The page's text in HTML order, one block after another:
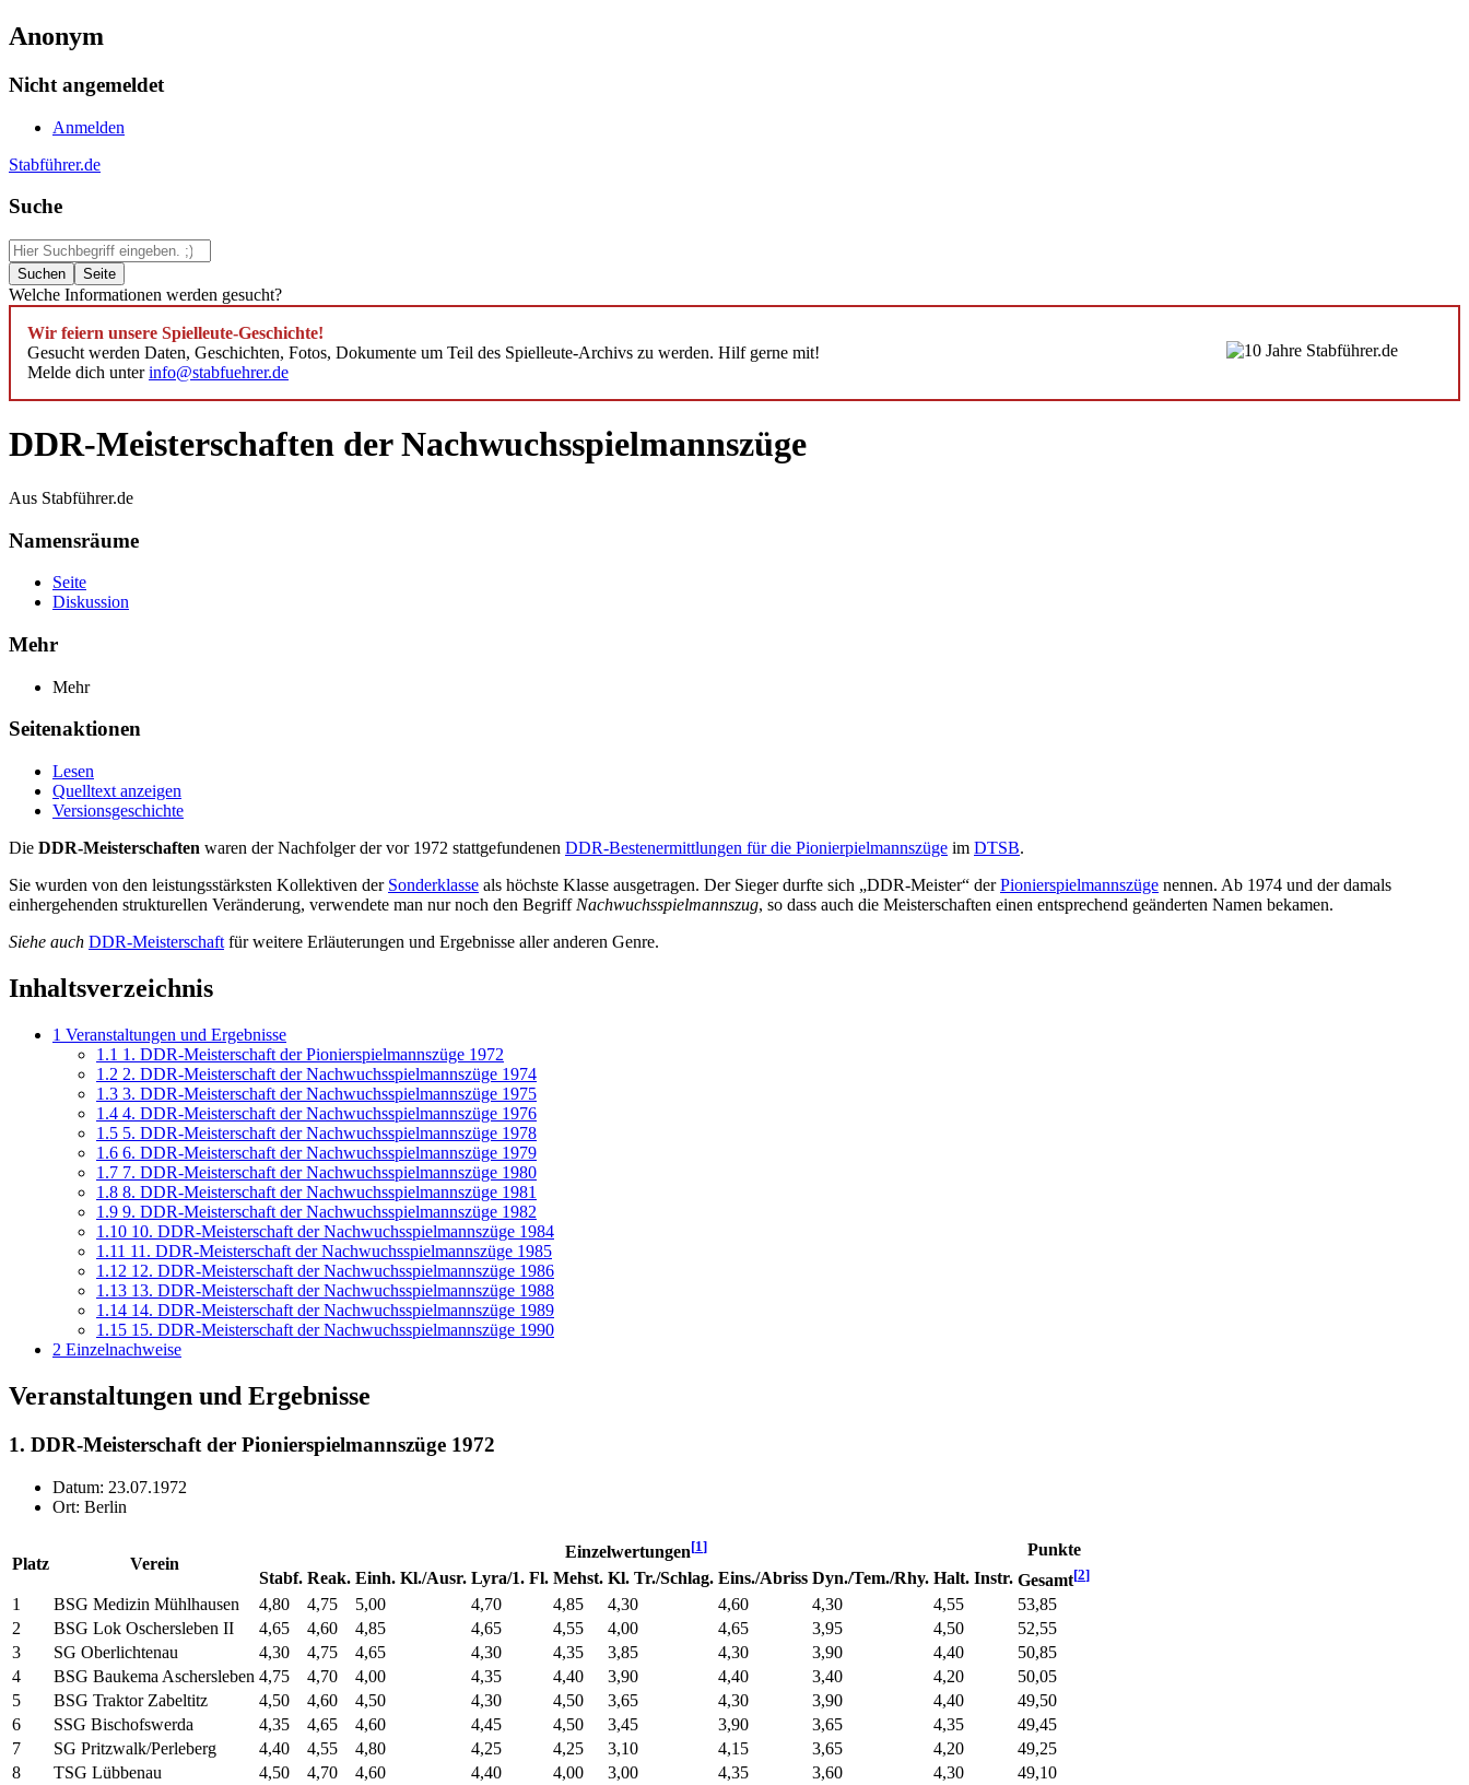
Anonym
Nicht angemeldet
Anmelden
Stabführer.de
Suche
Welche Informationen werden gesucht?
Wir feiern unsere Spielleute-Geschichte!
Gesucht werden Daten, Geschichten, Fotos, Dokumente um Teil des Spielleute-Archivs zu werden. Hilf gerne mit!
Melde dich unterinfo@stabfuehrer.de
DDR-Meisterschaften der Nachwuchsspielmannszüge
Aus Stabführer.de
Namensräume
Seite
Diskussion
Mehr
Mehr
Seitenaktionen
Lesen
Quelltext anzeigen
Versionsgeschichte
Die DDR-Meisterschaften waren der Nachfolger der vor 1972 stattgefundenen DDR-Bestenermittlungen für die Pionierpielmannszüge im DTSB.
Sie wurden von den leistungsstärksten Kollektiven der Sonderklasse als höchste Klasse ausgetragen. Der Sieger durfte sich „DDR-Meister“ derPionierspielmannszüge nennen. Ab 1974 und der damals
einhergehenden strukturellen Veränderung, verwendete man nur noch den Begriff Nachwuchsspielmannszug, so dass auch die Meisterschaften einen entsprechend geänderten Namen bekamen.
Siehe auch DDR-Meisterschaft für weitere Erläuterungen und Ergebnisse aller anderen Genre.
Inhaltsverzeichnis
1 Veranstaltungen und Ergebnisse
1.1 1. DDR-Meisterschaft der Pionierspielmannszüge 1972
1.2 2. DDR-Meisterschaft der Nachwuchsspielmannszüge 1974
1.3 3. DDR-Meisterschaft der Nachwuchsspielmannszüge 1975
1.4 4. DDR-Meisterschaft der Nachwuchsspielmannszüge 1976
1.5 5. DDR-Meisterschaft der Nachwuchsspielmannszüge 1978
1.6 6. DDR-Meisterschaft der Nachwuchsspielmannszüge 1979
1.7 7. DDR-Meisterschaft der Nachwuchsspielmannszüge 1980
1.8 8. DDR-Meisterschaft der Nachwuchsspielmannszüge 1981
1.9 9. DDR-Meisterschaft der Nachwuchsspielmannszüge 1982
1.10 10. DDR-Meisterschaft der Nachwuchsspielmannszüge 1984
1.11 11. DDR-Meisterschaft der Nachwuchsspielmannszüge 1985
1.12 12. DDR-Meisterschaft der Nachwuchsspielmannszüge 1986
1.13 13. DDR-Meisterschaft der Nachwuchsspielmannszüge 1988
1.14 14. DDR-Meisterschaft der Nachwuchsspielmannszüge 1989
1.15 15. DDR-Meisterschaft der Nachwuchsspielmannszüge 1990
2 Einzelnachweise
Veranstaltungen und Ergebnisse
1. DDR-Meisterschaft der Pionierspielmannszüge 1972
Datum: 23.07.1972
Ort: Berlin
Platz Verein
Einzelwertungen[1]
Punkte
Stabf. Reak. Einh. Kl./Ausr. Lyra/1. Fl. Mehst. Kl. Tr./Schlag. Eins./Abriss Dyn./Tem./Rhy. Halt. Instr. Gesamt[2]
1 BSG Medizin Mühlhausen 4,80 4,75 5,00 4,70 4,85 4,30 4,60 4,30 4,55
53,85
2
BSG Lok Oschersleben II 4,65 4,60 4,85 4,65 4,55 4,00 4,65 3,95 4,50
52,55
3
SG Oberlichtenau 4,30 4,75 4,65 4,30 4,35 3,85 4,30 3,90 4,40
50,85
4
BSG Baukema Aschersleben 4,75 4,70 4,00 4,35 4,40 3,90 4,40 3,40 4,20
50,05
5
BSG Traktor Zabeltitz 4,50 4,60 4,50 4,30 4,50 3,65 4,30 3,90 4,40
49,50
6
SSG Bischofswerda 4,35 4,65 4,60 4,45 4,50 3,45 3,90 3,65 4,35
49,45
7
SG Pritzwalk/Perleberg 4,40 4,55 4,80 4,25 4,25 3,10 4,15 3,65 4,20
49,25
8
TSG Lübbenau 4,50 4,70 4,60 4,40 4,00 3,00 4,35 3,60 4,30
49,10